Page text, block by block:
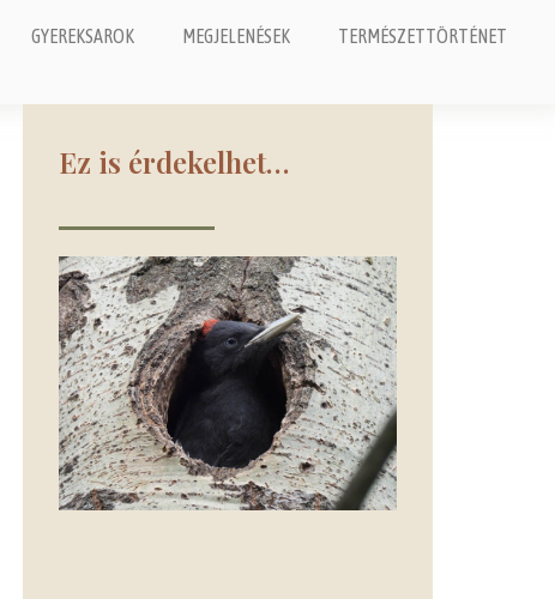
GYEREKSAROK MEGJELENÉSEK TERMÉSZETTÖRTÉNET
Ez is érdekelhet…